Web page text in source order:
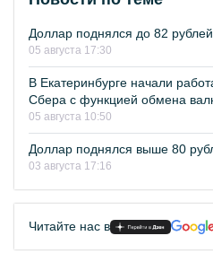
Доллар поднялся до 82 рублей
05 августа 17:30
В Екатеринбурге начали
Сбера с функцией обмена
05 августа 10:50
Доллар поднялся выше 80
03 августа 17:16
Читайте нас в